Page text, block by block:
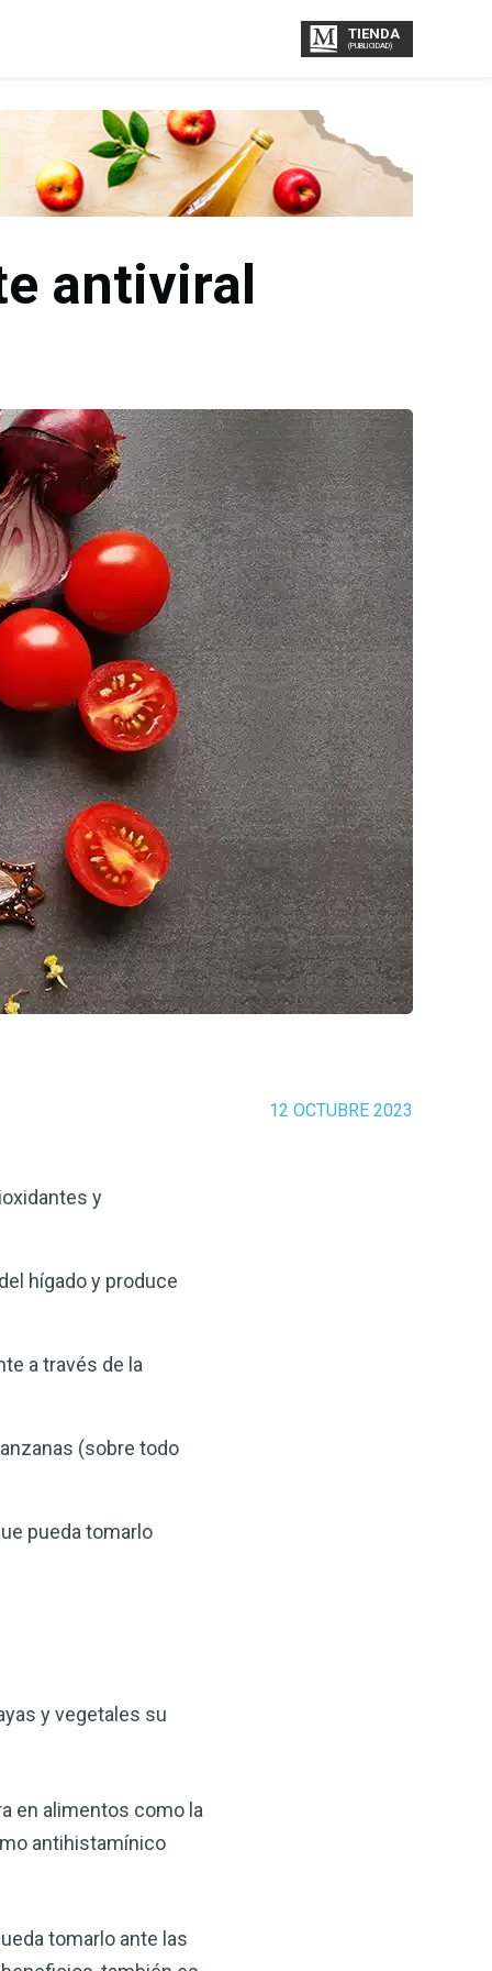
TIENDA
(PUBLICIDAD)
antiviral
12 OCTUBRE 2023
y
hígado y produce
a través de la
(sobre todo
pueda tomarlo
y vegetales su
en alimentos como la
antihistamínico
tomarlo ante las